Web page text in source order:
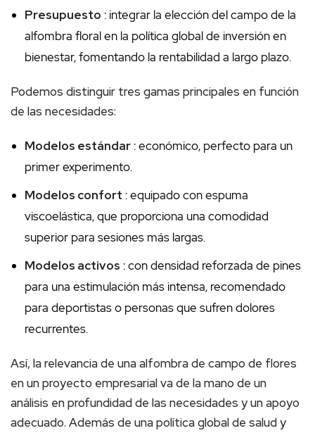
Presupuesto : integrar la elección del campo de la
alfombra floral en la política global de inversión en
bienestar, fomentando la rentabilidad a largo plazo.
Podemos distinguir tres gamas principales en función
de las necesidades:
Modelos estándar : económico, perfecto para un
primer experimento.
Modelos confort : equipado con espuma
viscoelástica, que proporciona una comodidad
superior para sesiones más largas.
Modelos activos : con densidad reforzada de pines
para una estimulación más intensa, recomendado
para deportistas o personas que sufren dolores
recurrentes.
Así, la relevancia de una alfombra de campo de flores
en un proyecto empresarial va de la mano de un
análisis en profundidad de las necesidades y un apoyo
adecuado. Además de una política global de salud y